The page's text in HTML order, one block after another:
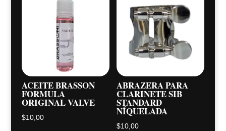
ACEITE BRASSON
FORMULA
ORIGINAL VALVE
$10,00
ABRAZERA PARA
CLARINETE SIB
STANDARD
NÍQUELADA
$10,00